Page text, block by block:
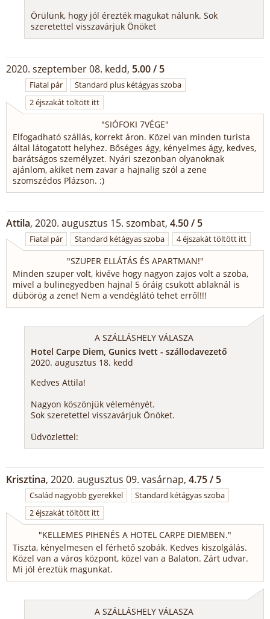
Örülünk, hogy jól érezték magukat nálunk. Sok
szeretettel visszavárjuk Önöket
2020. szeptember 08. kedd, 5.00 / 5
Fiatal pár
Standard plus kétágyas szoba
2 éjszakát töltött itt
"SIÓFOKI 7VÉGE"
Elfogadható szállás, korrekt áron. Közel van minden turista
által látogatott helyhez. Bőséges ágy, kényelmes ágy, kedves,
barátságos személyzet. Nyári szezonban olyanoknak
ajánlom, akiket nem zavar a hajnalig szól a zene
szomszédos Plázson. :)
Attila, 2020. augusztus 15. szombat, 4.50 / 5
Fiatal pár Standard kétágyas szoba 4 éjszakát töltött itt
"SZUPER ELLÁTÁS ÉS APARTMAN!"
Minden szuper volt, kivéve hogy nagyon zajos volt a szoba,
mivel a bulinegyedben hajnal 5 óráig csukott ablaknál is
dübörög a zene! Nem a vendéglátó tehet erről!!!
A SZÁLLÁSHELY VÁLASZA
Hotel Carpe Diem, Gunics Ivett - szállodavezető
2020. augusztus 18. kedd
Kedves Attila!
Nagyon köszönjük véleményét.
Sok szeretettel visszavárjuk Önöket.
Üdvözlettel:
Krisztina, 2020. augusztus 09. vasárnap, 4.75 / 5
Család nagyobb gyerekkel
Standard kétágyas szoba
2 éjszakát töltött itt
"KELLEMES PIHENÉS A HOTEL CARPE DIEMBEN."
Tiszta, kényelmesen el férhető szobák. Kedves kiszolgálás.
Közel van a város központ, közel van a Balaton. Zárt udvar.
Mi jól éreztük magunkat.
A SZÁLLÁSHELY VÁLASZA